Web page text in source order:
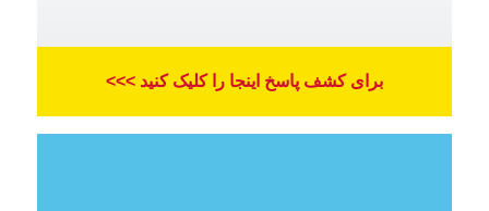
برای کشف پاسخ اینجا را کلیک کنید >>>